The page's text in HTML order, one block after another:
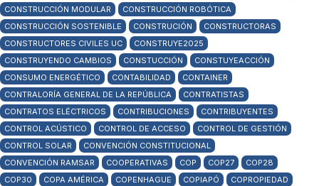
CONSTRUCCIÓN MODULAR
CONSTRUCCIÓN ROBÓTICA
CONSTRUCCIÓN SOSTENIBLE
CONSTRUCIÓN
CONSTRUCTORAS
CONSTRUCTORES CIVILES UC
CONSTRUYE2025
CONSTRUYENDO CAMBIOS
CONSTUCCIÓN
CONSTUYEACCIÓN
CONSUMO ENERGÉTICO
CONTABILIDAD
CONTAINER
CONTRALORÍA GENERAL DE LA REPÚBLICA
CONTRATISTAS
CONTRATOS ELÉCTRICOS
CONTRIBUCIONES
CONTRIBUYENTES
CONTROL ACÚSTICO
CONTROL DE ACCESO
CONTROL DE GESTIÓN
CONTROL SOLAR
CONVENCIÓN CONSTITUCIONAL
CONVENCIÓN RAMSAR
COOPERATIVAS COP COP27
COP28
COP30
COPA AMÉRICA COPENHAGUE COPIAPÓ
COPROPIEDAD